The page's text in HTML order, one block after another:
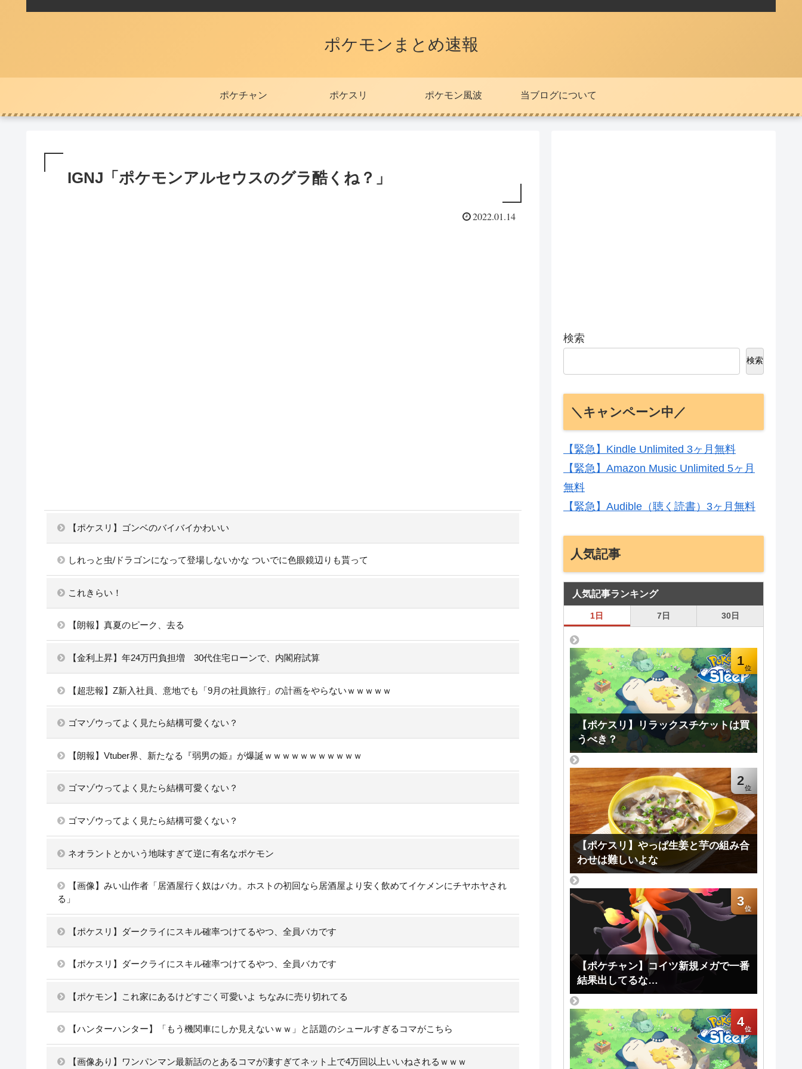
ポケモンまとめ速報
ポケチャン ポケスリ ポケモン風波 当ブログについて
IGNJ「ポケモンアルセウスのグラ酷くね？」
2022.01.14
【ポケスリ】ゴンベのバイバイかわいい
しれっと虫/ドラゴンになって登場しないかな ついでに色眼鏡辺りも貰って
これきらい！
【朗報】真夏のピーク、去る
【金利上昇】年24万円負担増 30代住宅ローンで、内閣府試算
【超悲報】Z新入社員、意地でも「9月の社員旅行」の計画をやらないｗｗｗｗｗ
ゴマゾウってよく見たら結構可愛くない？
【朗報】Vtuber界、新たなる『弱男の姫』が爆誕ｗｗｗｗｗｗｗｗｗｗｗ
ゴマゾウってよく見たら結構可愛くない？
ゴマゾウってよく見たら結構可愛くない？
ネオラントとかいう地味すぎて逆に有名なポケモン
【画像】みい山作者「居酒屋行く奴はバカ。ホストの初回なら居酒屋より安く飲めてイケメンにチヤホヤされ
る」
【ポケスリ】ダークライにスキル確率つけてるやつ、全員バカです
【ポケスリ】ダークライにスキル確率つけてるやつ、全員バカです
【ポケモン】これ家にあるけどすごく可愛いよ ちなみに売り切れてる
【ハンターハンター】「もう機関車にしか見えないｗｗ」と話題のシュールすぎるコマがこちら
【画像あり】ワンパンマン最新話のとあるコマが凄すぎてネット上で4万回以上いいねされるｗｗｗ
検索
検索
＼キャンペーン中／
【緊急】Kindle Unlimited 3ヶ月無料
【緊急】Amazon Music Unlimited 5ヶ月
無料
【緊急】Audible（聴く読書）3ヶ月無料
人気記事
人気記事ランキング
1日 7日 30日
1
【ポケスリ】リラックスチケットは買
うべき？
2
【ポケスリ】やっぱ生姜と芋の組み合
わせは難しいよな
3
【ポケチャン】コイツ新規メガで一番
結果出してるな…
4